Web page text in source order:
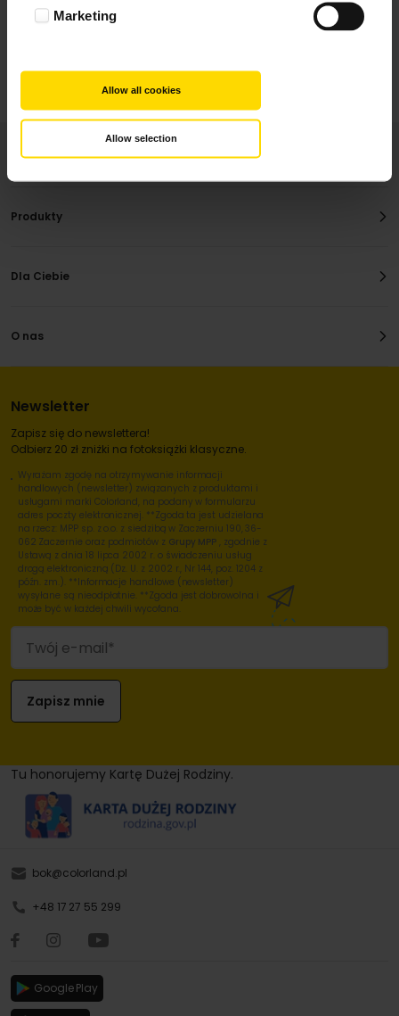
Marketing
Allow all cookies
Allow selection
Najbardziej pomocne oceny, które doradzą Ci
Produkty
Dla Ciebie
O nas
Newsletter
Zapisz się do newslettera!
Odbierz 20 zł zniżki na fotoksiążki klasyczne.
Wyrażam zgodę na otrzymywanie informacji
handlowych (newsletter) związanych z produktami i
usługami marki Colorland, na podany w formularzu
adres poczty elektronicznej. **Zgoda ta jest udzielana
na rzecz: MPP sp. z o.o. z siedzibą w Zaczerniu 190, 36-
062 Zaczernie oraz podmiotów z Grupy MPP , zgodnie z
Ustawą z dnia 18 lipca 2002 r. o świadczeniu usług
drogą elektroniczną (Dz. U. z 2002 r., Nr 144, poz. 1204 z
późn. zm.). **Informacje handlowe (newsletter)
wysyłane są nieodpłatnie. **Zgoda jest dobrowolna i
może być w każdej chwili wycofana.
Tu honorujemy Kartę Dużej Rodziny.
bok@colorland.pl
+48 17 27 55 299
Google Play